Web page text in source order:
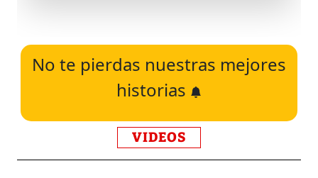
No te pierdas nuestras mejores
historias
VIDEOS